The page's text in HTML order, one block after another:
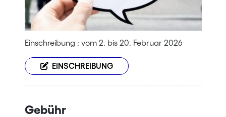
Einschreibung : vom 2. bis 20. Februar 2026
EINSCHREIBUNG
Gebühr